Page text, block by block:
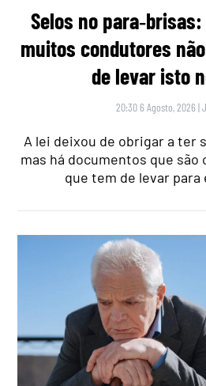
Selos no
muitos condutores
de levar isto
20:30 6 Agosto, 2026 |
A lei deixou de obrigar a ter
mas há documentos que
que tem de levar